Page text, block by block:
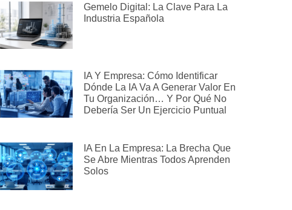
Gemelo Digital: La Clave Para La
Industria Española
IA Y Empresa: Cómo Identificar
Dónde La IA Va A Generar Valor En
Tu Organización… Y Por Qué No
Debería Ser Un Ejercicio Puntual
IA En La Empresa: La Brecha Que
Se Abre Mientras Todos Aprenden
Solos